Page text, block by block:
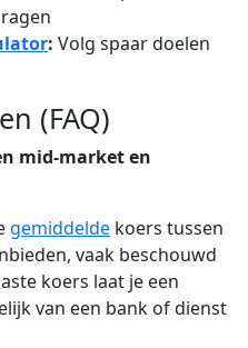
: Volg spaar doelen
(FAQ)
mid-market en
gemiddelde koers tussen
vaak beschouwd
koers laat je een
van een bank of dienst